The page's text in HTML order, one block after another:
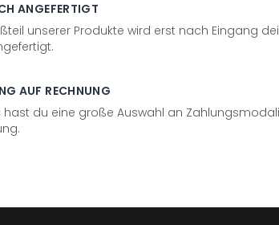
ANGEFERTIGT
unserer Produkte wird erst nach Eingang
AUF RECHNUNG
hast du eine große Auswahl an